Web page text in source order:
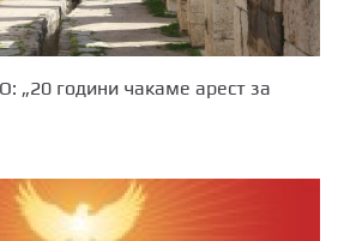
„20 години чакаме арест за